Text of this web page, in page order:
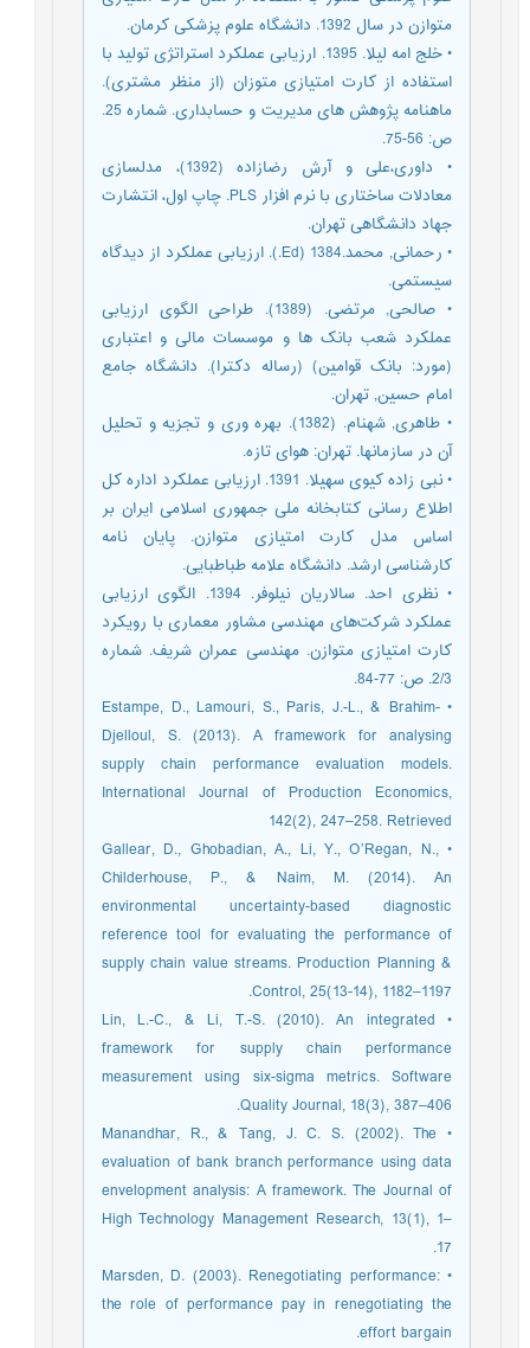
متوازن در سال 1392. دانشگاه علوم پزشکی کرمان.
• خلج امه لیلا. 1395. ارزیابی عملکرد استراتژی تولید با
استفاده از کارت امتیازی متوزان (از منظر مشتری).
ماهنامه پژوهش های مدیریت و حسابداری. شماره 25.
ص: 56-75.
• داوری،علی و آرش رضازاده (1392)، مدلسازی
معادلات ساختاری با نرم افزار PLS. چاپ اول، انتشارت
جهاد دانشگاهی تهران.
• رحمانی, محمد.1384 (Ed.). ارزیابی عملکرد از دیدگاه
سیستمی.
• صالحی, مرتضی. (1389). طراحی الگوی ارزیابی
عملکرد شعب بانک ها و موسسات مالی و اعتباری
(مورد: بانک قوامین) (رساله دکترا). دانشگاه جامع
امام حسین, تهران.
• طاهری, شهنام. (1382). بهره وری و تجزیه و تحلیل
آن در سازمانها. تهران: هوای تازه.
• نبی زاده کیوی سهیلا. 1391. ارزیابی عملکرد اداره کل
اطلاع رسانی کتابخانه ملی جمهوری اسلامی ایران بر
اساس مدل کارت امتیازی متوازن. پایان نامه
کارشناسی ارشد. دانشگاه علامه طباطبایی.
• نظری احد. سالاریان نیلوفر. 1394. الگوی ارزیابی
عملکرد شرکت‌های مهندسی مشاور معماری با رویکرد
کارت امتیازی متوازن. مهندسی عمران شریف. شماره
2/3. ص: 77-84.
• Estampe, D., Lamouri, S., Paris, J.-L., & Brahim-
Djelloul, S. (2013). A framework for analysing
supply chain performance evaluation models.
International Journal of Production Economics,
142(2), 247–258. Retrieved
• Gallear, D., Ghobadian, A., Li, Y., O’Regan, N.,
Childerhouse, P., & Naim, M. (2014). An
environmental uncertainty-based diagnostic
reference tool for evaluating the performance of
supply chain value streams. Production Planning &
Control, 25(13-14), 1182–1197.
• Lin, L.-C., & Li, T.-S. (2010). An integrated
framework for supply chain performance
measurement using six-sigma metrics. Software
Quality Journal, 18(3), 387–406.
• Manandhar, R., & Tang, J. C. S. (2002). The
evaluation of bank branch performance using data
envelopment analysis: A framework. The Journal of
High Technology Management Research, 13(1), 1–
17.
• Marsden, D. (2003). Renegotiating performance:
the role of performance pay in renegotiating the
effort bargain.